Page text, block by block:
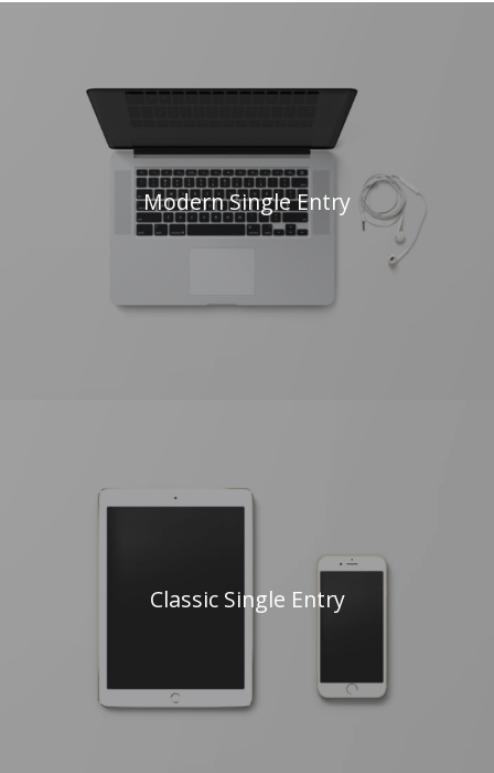
Modern Single Entry
Classic Single Entry